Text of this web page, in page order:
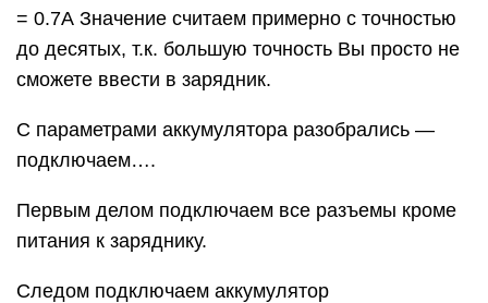
= 0.7А Значение считаем примерно с точностью
до десятых, т.к. большую точность Вы просто не
сможете ввести в зарядник.
С параметрами аккумулятора разобрались —
подключаем….
Первым делом подключаем все разъемы кроме
питания к заряднику.
Следом подключаем аккумулятор